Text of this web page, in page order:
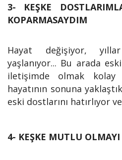
3- KEŞKE
KOPARMASAYDIM
Hayat değişiyor,
yaşlanıyor... Bu arada
iletişimde olmak
hayatının sonuna
eski dostlarını hatırlıyor
4- KEŞKE MUTLU